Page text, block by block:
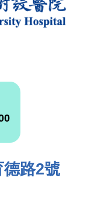
路2號